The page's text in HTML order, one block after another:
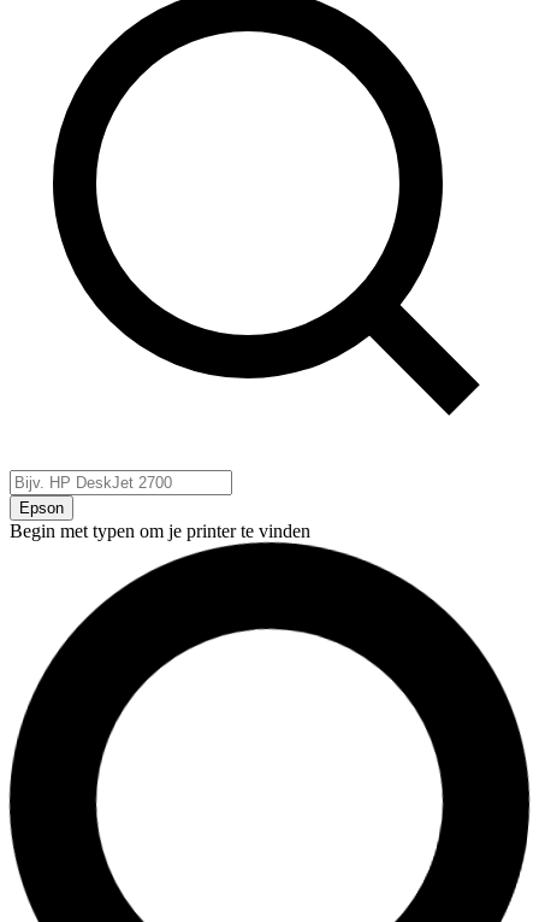
Epson
Begin met typen om je printer te vinden